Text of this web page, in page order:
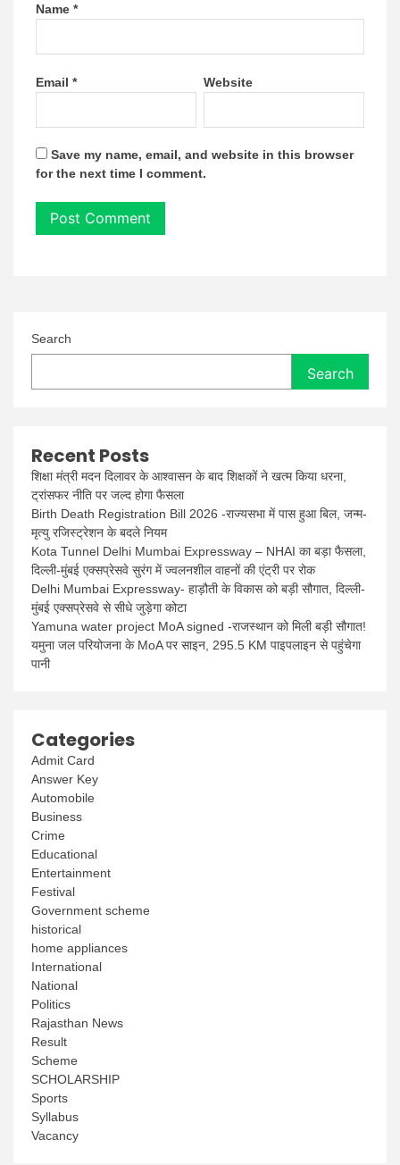
Name *
Email * Website
Save my name, email, and website in this browser
for the next time I comment.
Search
Search
Recent Posts
शिक्षा मंत्री मदन दिलावर के आश्वासन के बाद शिक्षकों ने खत्म किया धरना,
ट्रांसफर नीति पर जल्द होगा फैसला
Birth Death Registration Bill 2026 -राज्यसभा में पास हुआ बिल, जन्म-
मृत्यु रजिस्ट्रेशन के बदले नियम
Kota Tunnel Delhi Mumbai Expressway – NHAI का बड़ा फैसला,
दिल्ली-मुंबई एक्सप्रेसवे सुरंग में ज्वलनशील वाहनों की एंट्री पर रोक
Delhi Mumbai Expressway- हाड़ौती के विकास को बड़ी सौगात, दिल्ली-
मुंबई एक्सप्रेसवे से सीधे जुड़ेगा कोटा
Yamuna water project MoA signed -राजस्थान को मिली बड़ी सौगात!
यमुना जल परियोजना के MoA पर साइन, 295.5 KM पाइपलाइन से पहुंचेगा
पानी
Categories
Admit Card
Answer Key
Automobile
Business
Crime
Educational
Entertainment
Festival
Government scheme
historical
home appliances
International
National
Politics
Rajasthan News
Result
Scheme
SCHOLARSHIP
Sports
Syllabus
Vacancy